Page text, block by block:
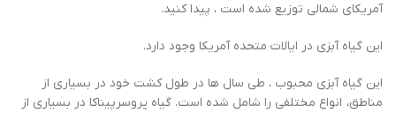
آمریکای شمالی توزیع شده است ، پیدا کنید.
این گیاه آبزی در ایالات متحده آمریکا وجود دارد.
این گیاه آبزی محبوب ، طی سال ها در طول کشت خود در بسیاری از
مناطق، انواع مختلفی را شامل شده است. گیاه پروسرپیناکا در بسیاری از